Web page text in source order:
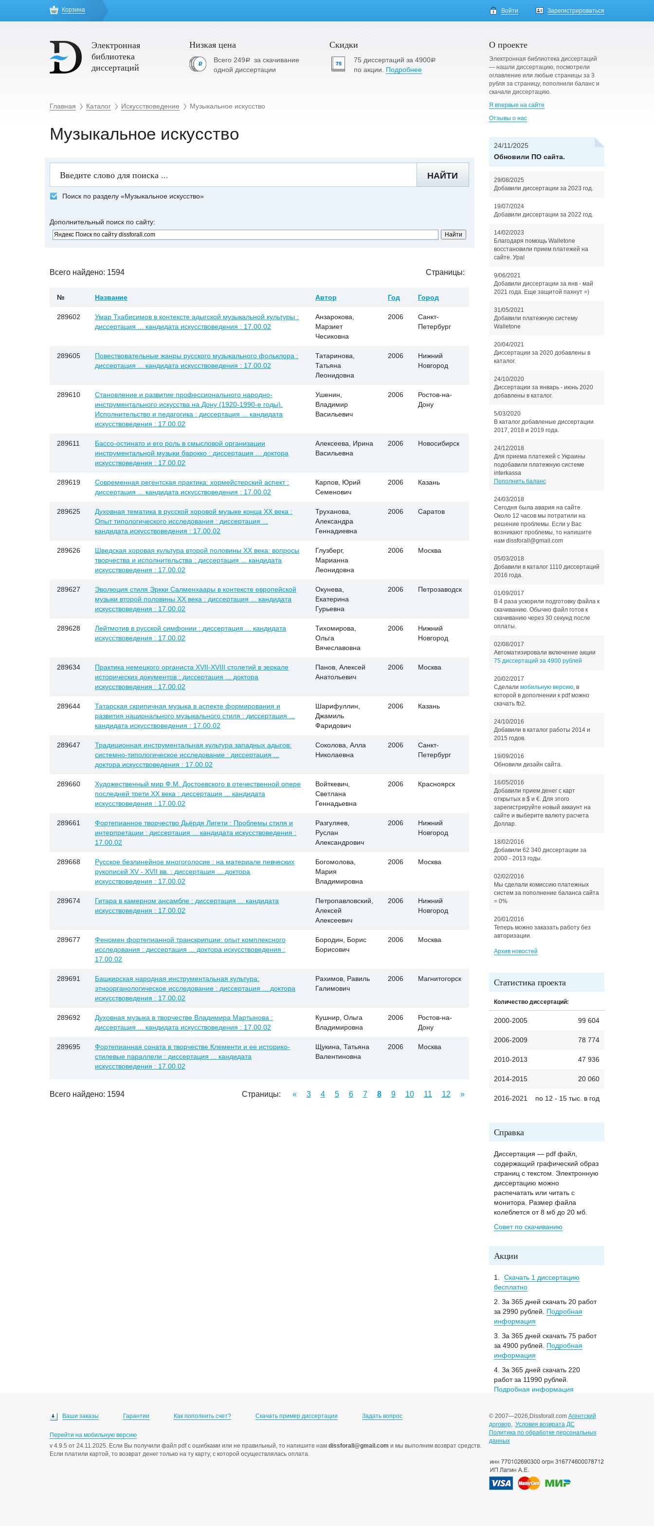
Корзина Войти Зарегистрироваться
Электронная
библиотека
диссертаций
Низкая цена
Всего 249aза скачивание
одной диссертации
Скидки
75 диссертаций за 4900a
по акции. Подробнее
Главная Каталог Искусствоведение Музыкальное искусство
Музыкальное искусство
НАЙТИ
Поиск по разделу «Музыкальное искусство»
Дополнительный поиск по сайту:
Всего найдено: 1594 Страницы:
№ Название Автор Год Город
289602
Умар Тхабисимов в контексте адыгской музыкальной культуры :
диссертация ... кандидата искусствоведения : 17.00.02
Анзарокова,
Марзиет
Чесиковна
2006
Санкт-
Петербург
289605
Повествовательные жанры русского музыкального фольклора :
диссертация ... кандидата искусствоведения : 17.00.02
Татаринова,
Татьяна
Леонидовна
2006
Нижний
Новгород
289610
Становление и развитие профессионального народно-
инструментального искусства на Дону (1920-1990-е годы).
Исполнительство и педагогика : диссертация ... кандидата
искусствоведения : 17.00.02
Ушенин,
Владимир
Васильевич
2006
Ростов-на-
Дону
289611
Бассо-остинато и его роль в смысловой организации
инструментальной музыки барокко : диссертация ... доктора
искусствоведения : 17.00.02
Алексеева, Ирина
Васильевна
2006 Новосибирск
289619
Современная регентская практика: хормейстерский аспект :
диссертация ... кандидата искусствоведения : 17.00.02
Карпов, Юрий
Семенович
2006 Казань
289625
Духовная тематика в русской хоровой музыке конца XX века :
Опыт типологического исследования : диссертация ...
кандидата искусствоведения : 17.00.02
Труханова,
Александра
Геннадиевна
2006 Саратов
289626
Шведская хоровая культура второй половины XX века: вопросы
творчества и исполнительства : диссертация ... кандидата
искусствоведения : 17.00.02
Глузберг,
Марианна
Леонидовна
2006 Москва
289627
Эволюция стиля Эркки Салменхаары в контексте европейской
музыки второй половины XX века : диссертация ... кандидата
искусствоведения : 17.00.02
Окунева,
Екатерина
Гурьевна
2006 Петрозаводск
289628
Лейтмотив в русской симфонии : диссертация ... кандидата
искусствоведения : 17.00.02
Тихомирова,
Ольга
Вячеславовна
2006
Нижний
Новгород
289634
Практика немецкого органиста XVII-XVIII столетий в зеркале
исторических документов : диссертация ... доктора
искусствоведения : 17.00.02
Панов, Алексей
Анатольевич
2006 Москва
289644
Татарская скрипичная музыка в аспекте формирования и
развития национального музыкального стиля : диссертация ...
кандидата искусствоведения : 17.00.02
Шарифуллин,
Джамиль
Фаридович
2006 Казань
289647
Традиционная инструментальная культура западных адыгов:
системно-типологическое исследование : диссертация ...
доктора искусствоведения : 17.00.02
Соколова, Алла
Николаевна
2006
Санкт-
Петербург
289660
Художественный мир Ф.М. Достоевского в отечественной опере
последней трети XX века : диссертация ... кандидата
искусствоведения : 17.00.02
Войткевич,
Светлана
Геннадьевна
2006 Красноярск
289661
Фортепианное творчество Дьёрдя Лигети : Проблемы стиля и
интерпретации : диссертация ... кандидата искусствоведения :
17.00.02
Разгуляев,
Руслан
Александрович
2006
Нижний
Новгород
289668
Русское безлинейное многоголосие : на материале певческих
рукописей XV - XVII вв. : диссертация ... доктора
искусствоведения : 17.00.02
Богомолова,
Мария
Владимировна
2006 Москва
289674
Гитара в камерном ансамбле : диссертация ... кандидата
искусствоведения : 17.00.02
Петропавловский,
Алексей
Алексеевич
2006
Нижний
Новгород
289677
Феномен фортепианной транскрипции: опыт комплексного
исследования : диссертация ... доктора искусствоведения :
17.00.02
Бородин, Борис
Борисович
2006 Москва
289691
Башкирская народная инструментальная культура:
этноорганологическое исследование : диссертация ... доктора
искусствоведения : 17.00.02
Рахимов, Равиль
Галимович
2006 Магнитогорск
289692
Духовная музыка в творчестве Владимира Мартынова :
диссертация ... кандидата искусствоведения : 17.00.02
Кушнир, Ольга
Владимировна
2006
Ростов-на-
Дону
289695
Фортепианная соната в творчестве Клементи и ее историко-
стилевые параллели : диссертация ... кандидата
искусствоведения : 17.00.02
Щукина, Татьяна
Валентиновна
2006 Москва
Всего найдено: 1594 Страницы: « 3 4 5 6 7 8 9 10 11 12 »
О проекте
Электронная библиотека диссертаций
— нашли диссертацию, посмотрели
оглавление или любые страницы за 3
рубля за страницу, пополнили баланс и
скачали диссертацию.
Я впервые на сайте
Отзывы о нас
24/11/2025
Обновили ПО сайта.
29/08/2025
Добавили диссертации за 2023 год.
19/07/2024
Добавили диссертации за 2022 год.
14/02/2023
Благодаря помощь Walletone
восстановили прием платежей на
сайте. Ура!
9/06/2021
Добавили диссертации за янв - май
2021 года. Еще защитой пахнут =)
31/05/2021
Добавили платежную систему
Walletone
20/04/2021
Диссертации за 2020 добавлены в
каталог.
24/10/2020
Диссертации за январь - июнь 2020
добавлены в каталог.
5/03/2020
В каталог добавленые диссертации
2017, 2018 и 2019 года.
24/12/2018
Для приема платежей с Украины
подобавили платежную системе
interkassa
Пополнить баланс
24/03/2018
Сегодня была авария на сайте.
Около 12 часов мы потратили на
решение проблемы. Если у Вас
возникают проблемы, то напишите
нам dissforall@gmail.com
05/03/2018
Добавили в каталог 1110 диссертаций
2016 года.
01/09/2017
В 4 раза ускорили подготовку файла к
скачиванию. Обычно файл готов к
скачиванию через 30 секунд после
оплаты.
02/08/2017
Автоматизировали включение акции
75 диссертаций за 4900 рублей
20/02/2017
Сделали мобильную версию, в
которой в дополнении к pdf можно
скачать fb2.
24/10/2016
Добавили в каталог работы 2014 и
2015 годов.
19/09/2016
Обновили дизайн сайта.
16/05/2016
Добавили прием денег с карт
открытых в $ и €. Для этого
зарегистрируйте новый аккаунт на
сайте и выберите валюту расчета
Доллар.
18/02/2016
Добавили 62 340 диссертации за
2000 - 2013 годы.
02/02/2016
Мы сделали комиссию платежных
систем за пополнение баланса сайта
= 0%
20/01/2016
Теперь можно заказать работу без
авторизации.
Архив новостей
Статистика проекта
Количество диссертаций:
2000-2005 99 604
2006-2009 78 774
2010-2013 47 936
2014-2015 20 060
2016-2021 по 12 - 15 тыс. в год
Справка
Диссертация — pdf файл,
содержащий графический образ
страниц с текстом. Электронную
диссертацию можно
распечатать или читать с
монитора. Размер файла
колеблется от 8 мб до 20 мб.
Совет по скачиванию
Акции
1.
Скачать 1 диссертацию
бесплатно
2. За 365 дней скачать 20 работ
за 2990 рублей. Подробная
информация
3. За 365 дней скачать 75 работ
за 4900 рублей. Подробная
информация
4. За 365 дней скачать 220
работ за 11990 рублей.
Подробная информация
Ваши заказы Гарантии Как пополнить счет? Скачать пример диссертации Задать вопрос
Перейти на мобильную версию
v 4.9.5 от 24.11.2025. Если Вы получили файл pdf с ошибками или не правильный, то напишите нам dissforall@gmail.com и мы выполним возврат средств.
Если платили картой, то возврат денег только на ту карту, с которой осуществлялась оплата.
© 2007—2026,Dissforall.com Агентский
договор, Условия возврата ДС
Политика по обработке персональных
данных